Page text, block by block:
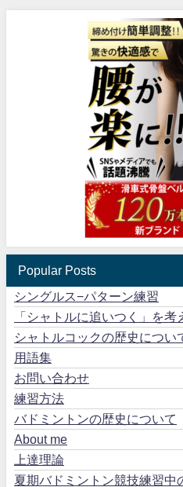
Popular Posts
シングルス−パターン練習
「シャトルに追いつく」を考
シャトルコックの歴史につい
用語集
お問い合わせ
練習方法
バドミントンの歴史について
About me
上達理論
夏期バドミントン競技練習中